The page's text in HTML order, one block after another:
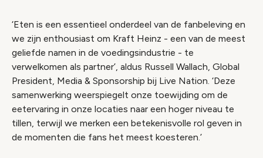
‘Eten is een essentieel onderdeel van de fanbeleving en
we zijn enthousiast om Kraft Heinz - een van de meest
geliefde namen in de voedingsindustrie - te
verwelkomen als partner’, aldus Russell Wallach, Global
President, Media & Sponsorship bij Live Nation. ‘Deze
samenwerking weerspiegelt onze toewijding om de
eetervaring in onze locaties naar een hoger niveau te
tillen, terwijl we merken een betekenisvolle rol geven in
de momenten die fans het meest koesteren.’